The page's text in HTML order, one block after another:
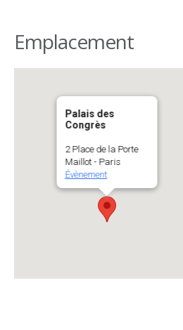
Emplacement
Palais des
Congrès
2 Place de la Porte
Maillot - Paris
Évènement